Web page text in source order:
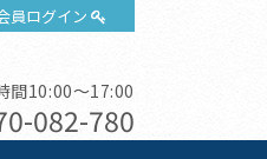
員ログイン
間10:00～17:00
082-780